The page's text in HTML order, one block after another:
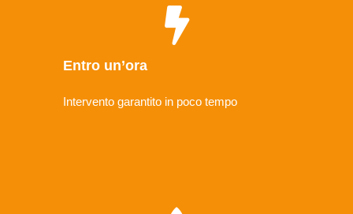
Entro un’ora
Intervento garantito in poco tempo